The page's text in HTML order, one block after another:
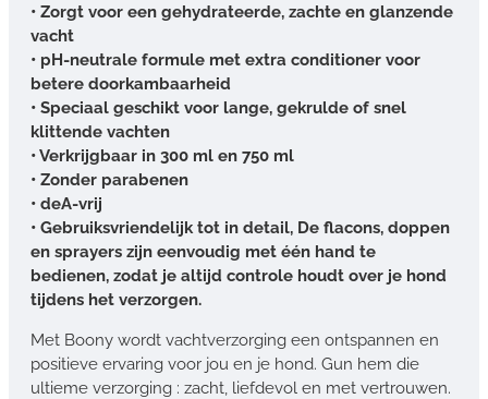
• Zorgt voor een gehydrateerde, zachte en glanzende
vacht
• pH-neutrale formule met extra conditioner voor
betere doorkambaarheid
• Speciaal geschikt voor lange, gekrulde of snel
klittende vachten
• Verkrijgbaar in 300 ml en 750 ml
• Zonder parabenen
• deA-vrij
• Gebruiksvriendelijk tot in detail, De flacons, doppen
en sprayers zijn eenvoudig met één hand te
bedienen, zodat je altijd controle houdt over je hond
tijdens het verzorgen.
Met Boony wordt vachtverzorging een ontspannen en
positieve ervaring voor jou en je hond. Gun hem die
ultieme verzorging : zacht, liefdevol en met vertrouwen.